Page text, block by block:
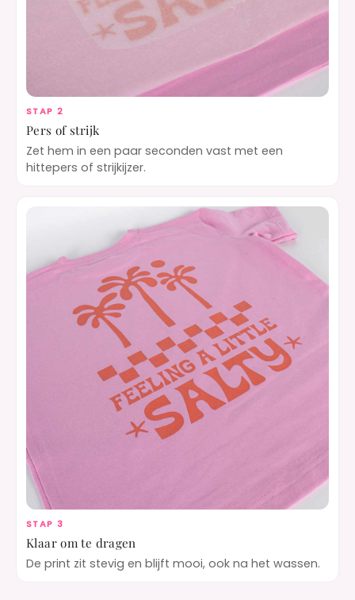
STAP 2
Pers of strijk
Zet hem in een paar seconden vast met een
hittepers of strijkijzer.
STAP 3
Klaar om te dragen
De print zit stevig en blijft mooi, ook na het wassen.